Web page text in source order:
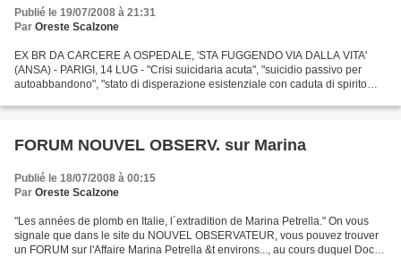
Publié le 19/07/2008 à 21:31
Par Oreste Scalzone
EX BR DA CARCERE A OSPEDALE, 'STA FUGGENDO VIA DALLA VITA'
(ANSA) - PARIGI, 14 LUG - "Crisi suicidaria acuta", "suicidio passivo per
autoabbandono", "stato di disperazione esistenziale con caduta di spirito
Publié le 18/07/2008 à 00:15
Par Oreste Scalzone
"Les années de plomb en Italie, l´extradition de Marina Petrella." On vous
signale que dans le site du NOUVEL OBSERVATEUR, vous pouvez trouver
un FORUM sur l'Affaire Marina Petrella &t environs..., au cours duquel Docha